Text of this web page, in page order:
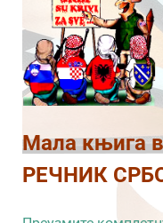
Мала књига
РЕЧНИК